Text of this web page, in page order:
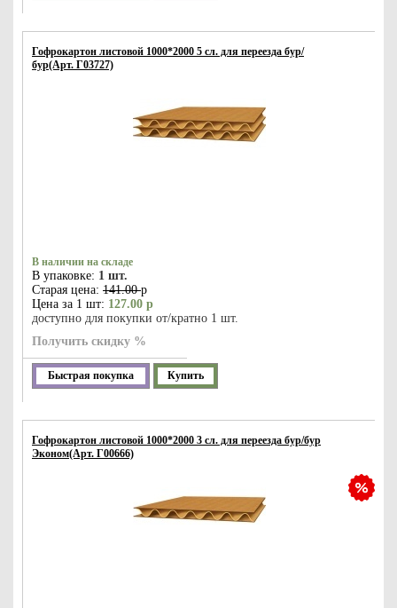
Гофрокартон листовой 1000*2000 5 сл. для переезда бур/
бур(Арт. Г03727)
В наличии на складе
В упаковке: 1 шт.
Старая цена: 141.00р
Цена за 1 шт: 127.00 р
доступно для покупки от/кратно 1 шт.
Получить скидку %
Быстрая покупка Купить
Гофрокартон листовой 1000*2000 3 сл. для переезда бур/бур
Эконом(Арт. Г00666)